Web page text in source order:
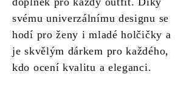
svému univerzálnímu designu se
hodí pro ženy i mladé holčičky a
je skvělým dárkem pro každého,
kdo ocení kvalitu a eleganci.